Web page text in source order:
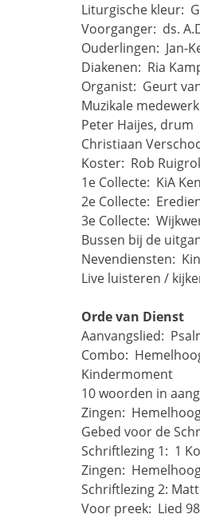
Liturgische kleur:
Voorganger: ds.
Ouderlingen: Jan-
Diakenen: Ria
Organist: Geurt
Muzikale
Peter Haijes, drum
Christiaan
Koster: Rob
1e Collecte: KiA
2e Collecte:
3e Collecte:
Bussen bij de
Nevendiensten:
Live luisteren /
Orde van Dienst
Aanvangslied:
Combo:
Kindermoment
10 woorden in
Zingen:
Gebed voor de
Schriftlezing 1: 1
Zingen:
Schriftlezing 2:
Voor preek: Lied